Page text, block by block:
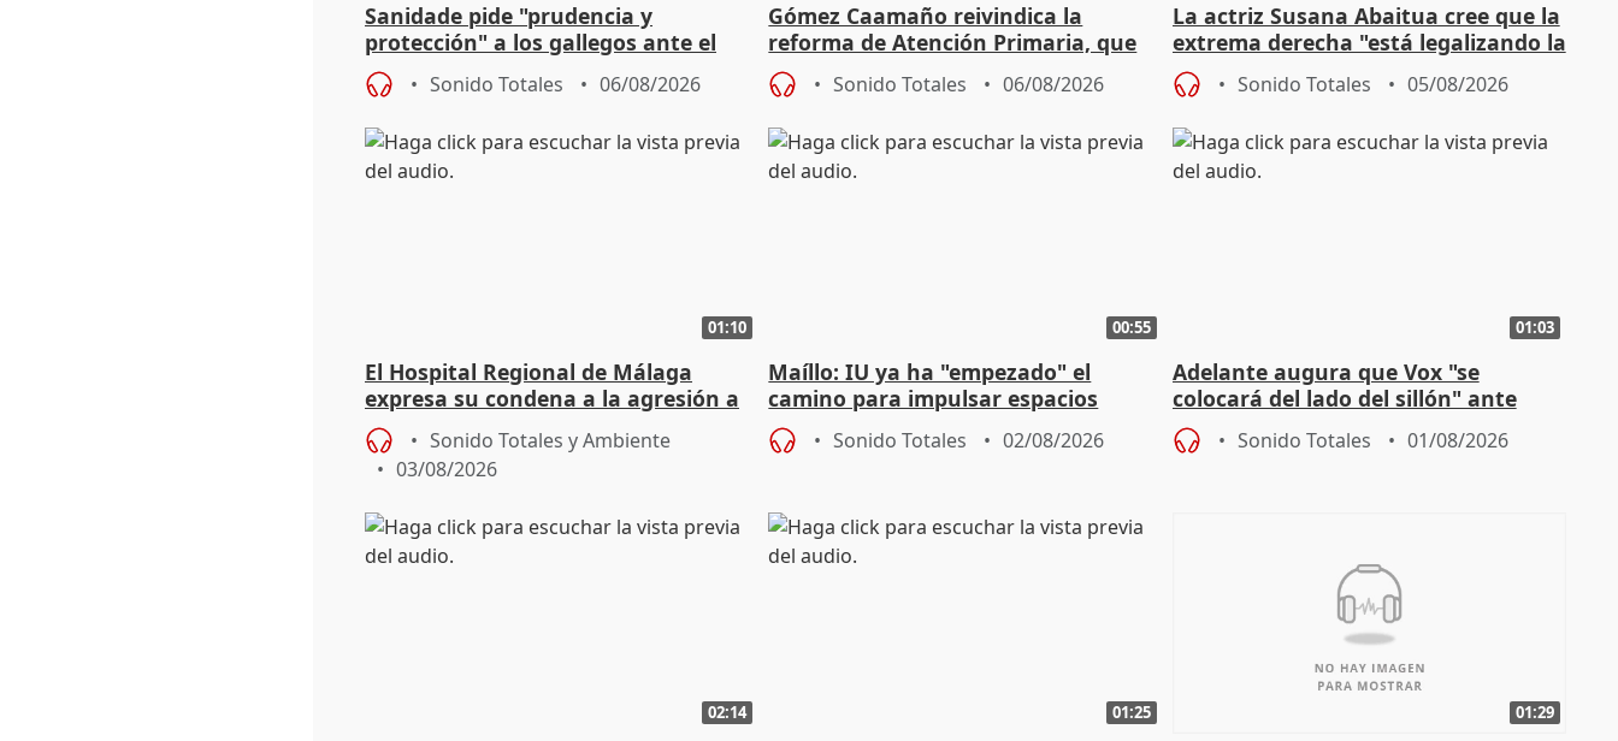
Sanidade pide "prudencia y
protección" a los gallegos ante el
eclipse del 12 de agosto
Sonido Totales 06/08/2026
Gómez Caamaño reivindica la
reforma de Atención Primaria, que
reforzará la autogestión
Sonido Totales 06/08/2026
La actriz Susana Abaitua cree que la
extrema derecha "está legalizando la
homofobia"
Sonido Totales 05/08/2026
01:10
El Hospital Regional de Málaga
expresa su condena a la agresión a
dos enfermeras de Urgencias
Sonido Totales y Ambiente
03/08/2026
00:55
Maíllo: IU ya ha "empezado" el
camino para impulsar espacios
unitarios para las municipales
Sonido Totales 02/08/2026
01:03
Adelante augura que Vox "se
colocará del lado del sillón" ante
iniciativas de la oposición
Sonido Totales 01/08/2026
02:14 01:25 01:29